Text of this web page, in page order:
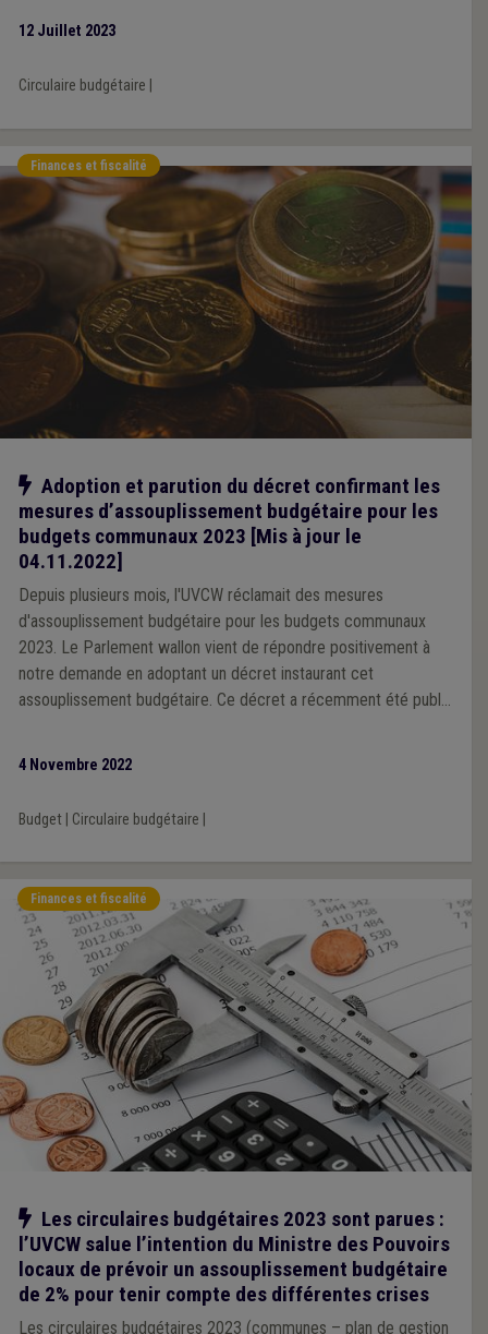
12 Juillet 2023
Circulaire budgétaire
Finances et fiscalité
Notre action
Adoption et parution du décret confirmant les
mesures d’assouplissement budgétaire pour les
budgets communaux 2023 [Mis à jour le
04.11.2022]
Depuis plusieurs mois, l'UVCW réclamait des mesures
d'assouplissement budgétaire pour les budgets communaux
2023. Le Parlement wallon vient de répondre positivement à
notre demande en adoptant un décret instaurant cet
assouplissement budgétaire. Ce décret a récemment été publié
4 Novembre 2022
Budget| Circulaire budgétaire
Finances et fiscalité
Notre action
Les circulaires budgétaires 2023 sont parues :
l’UVCW salue l’intention du Ministre des Pouvoirs
locaux de prévoir un assouplissement budgétaire
de 2% pour tenir compte des différentes crises
Les circulaires budgétaires 2023 (communes – plan de gestion